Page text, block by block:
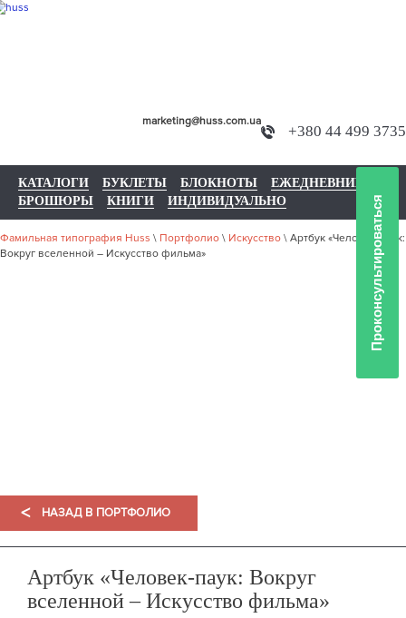
+380 44 499 3735
marketing@huss.com.ua
КАТАЛОГИ БУКЛЕТЫ БЛОКНОТЫ
ЕЖЕДНЕВНИКИ
БРОШЮРЫ
КНИГИ ИНДИВИДУАЛЬНО
Фамильная типография Huss \ Портфолио \ Искусство \ Артбук «Человек-паук:
Вокруг вселенной – Искусство фильма»
< НАЗАД В ПОРТФОЛИО
Артбук «Человек-паук: Вокруг
вселенной – Искусство фильма»
Проконсультироваться